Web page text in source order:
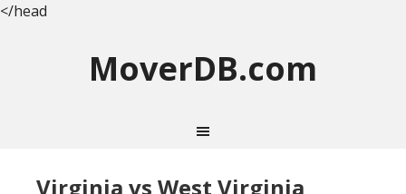
</head
MoverDB.com
Virginia vs West Virginia